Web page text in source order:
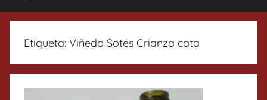
Etiqueta: Viñedo Sotés Crianza cata